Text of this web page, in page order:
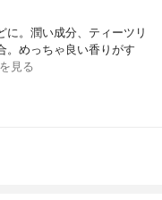
に。潤い成分、ティーツリ
。めっちゃ良い香りがす
見る